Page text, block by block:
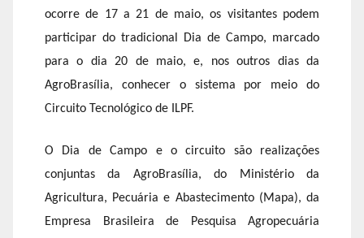
ocorre de 17 a 21 de maio, os visitantes podem
participar do tradicional Dia de Campo, marcado
para o dia 20 de maio, e, nos outros dias da
AgroBrasília, conhecer o sistema por meio do
Circuito Tecnológico de ILPF.
O Dia de Campo e o circuito são realizações
conjuntas da AgroBrasília, do Ministério da
Agricultura, Pecuária e Abastecimento (Mapa), da
Empresa Brasileira de Pesquisa Agropecuária